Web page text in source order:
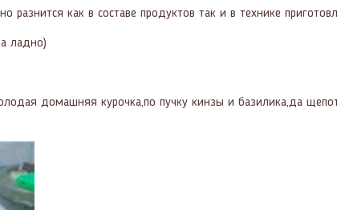
как в составе продуктов так и в технике
ладно)
домашняя курочка,по пучку кинзы и базилика,да